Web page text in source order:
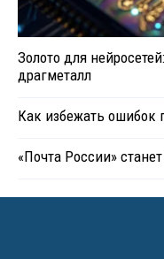
Золото для
драгметалл
Как избежать ошибок
«Почта России»